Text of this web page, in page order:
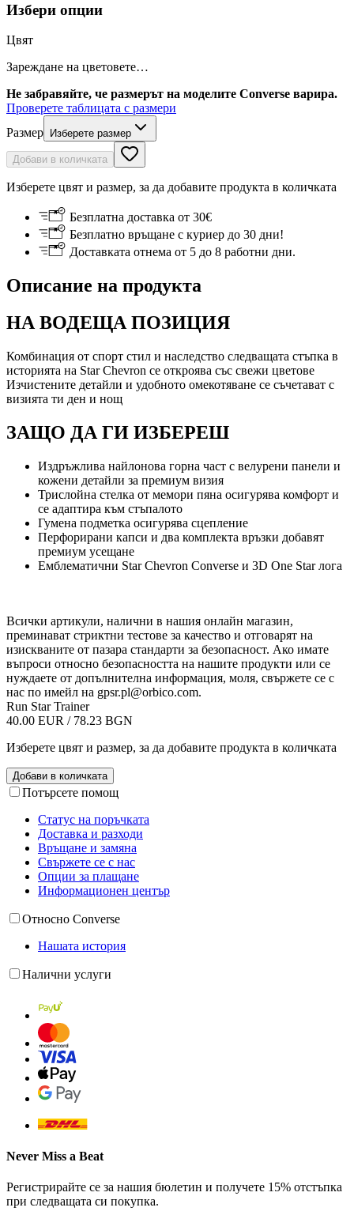
Избери опции
Цвят
Зареждане на цветовете…
Не забравяйте, че размерът на моделите Converse варира.
Проверете таблицата с размери
Размер
Изберете размер
Добави в количката
Изберете цвят и размер, за да добавите продукта в количката
Безплатна доставка от 30€
Безплатно връщане с куриер до 30 дни!
Доставката отнема от 5 до 8 работни дни.
Описание на продукта
НА ВОДЕЩА ПОЗИЦИЯ
Комбинация от спорт стил и наследство следващата стъпка в
историята на Star Chevron се откроява със свежи цветове
Изчистените детайли и удобното омекотяване се съчетават с
визията ти ден и нощ
ЗАЩО ДА ГИ ИЗБЕРЕШ
Издръжлива найлонова горна част с велурени панели и
кожени детайли за премиум визия
Трислойна стелка от мемори пяна осигурява комфорт и
се адаптира към стъпалото
Гумена подметка осигурява сцепление
Перфорирани капси и два комплекта връзки добавят
премиум усещане
Емблематични Star Chevron Converse и 3D One Star лога
Всички артикули, налични в нашия онлайн магазин,
преминават стриктни тестове за качество и отговарят на
изискваните от пазара стандарти за безопасност. Ако имате
въпроси относно безопасността на нашите продукти или се
нуждаете от допълнителна информация, моля, свържете се с
нас по имейл на gpsr.pl@orbico.com.
Run Star Trainer
40.00 EUR / 78.23 BGN
Изберете цвят и размер, за да добавите продукта в количката
Добави в количката
Потърсете помощ
Статус на поръчката
Доставка и разходи
Връщане и замяна
Свържете се с нас
Опции за плащане
Информационен център
Относно Converse
Нашата история
Налични услуги
Never Miss a Beat
Регистрирайте се за нашия бюлетин и получете 15% отстъпка
при следващата си покупка.